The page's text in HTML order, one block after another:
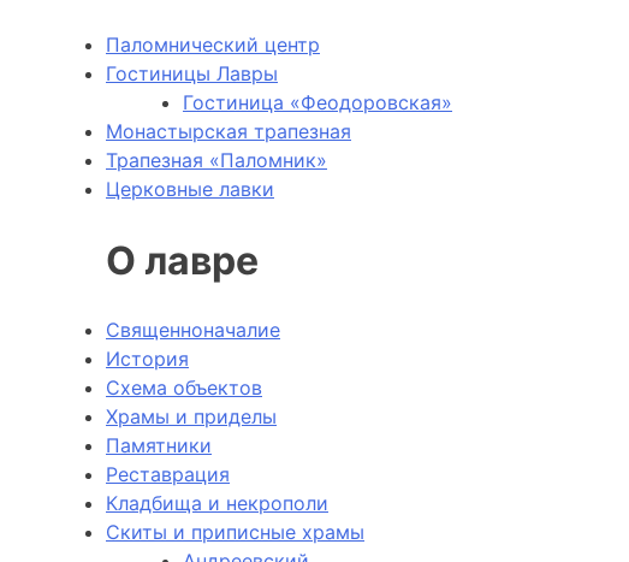
Паломнический центр
Гостиницы Лавры
Гостиница «Феодоровская»
Монастырская трапезная
Трапезная «Паломник»
Церковные лавки
О лавре
Священноначалие
История
Схема объектов
Храмы и приделы
Памятники
Реставрация
Кладбища и некрополи
Скиты и приписные храмы